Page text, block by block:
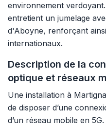
environnement
entretient un jumelage
d'Aboyne, renforçant
internationaux.
Description de la
optique et réseaux
Une installation à
de disposer d’une
d’un réseau mobile en